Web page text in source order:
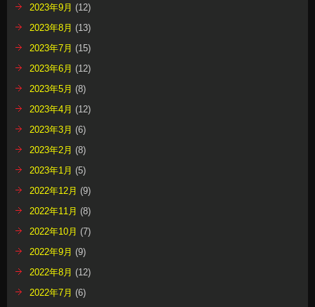
2023年9月 (12)
2023年8月 (13)
2023年7月 (15)
2023年6月 (12)
2023年5月 (8)
2023年4月 (12)
2023年3月 (6)
2023年2月 (8)
2023年1月 (5)
2022年12月 (9)
2022年11月 (8)
2022年10月 (7)
2022年9月 (9)
2022年8月 (12)
2022年7月 (6)